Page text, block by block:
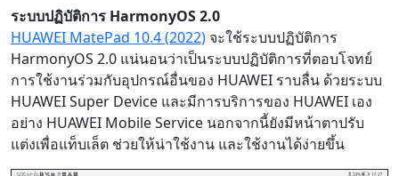
ระบบปฏิบัติการ HarmonyOS 2.0
HUAWEI MatePad 10.4 (2022) จะใช้ระบบปฏิบัติการ
HarmonyOS 2.0 แน่นอนว่าเป็นระบบปฏิบัติการที่ตอบโจทย์
การใช้งานร่วมกับอุปกรณ์อื่นของ HUAWEI ราบลื่น ด้วยระบบ
HUAWEI Super Device และมีการบริการของ HUAWEI เอง
อย่าง HUAWEI Mobile Service นอกจากนี้ยังมีหน้าตาปรับ
แต่งเพื่อแท็บเล็ต ช่วยให้น่าใช้งาน และใช้งานได้ง่ายขึ้น